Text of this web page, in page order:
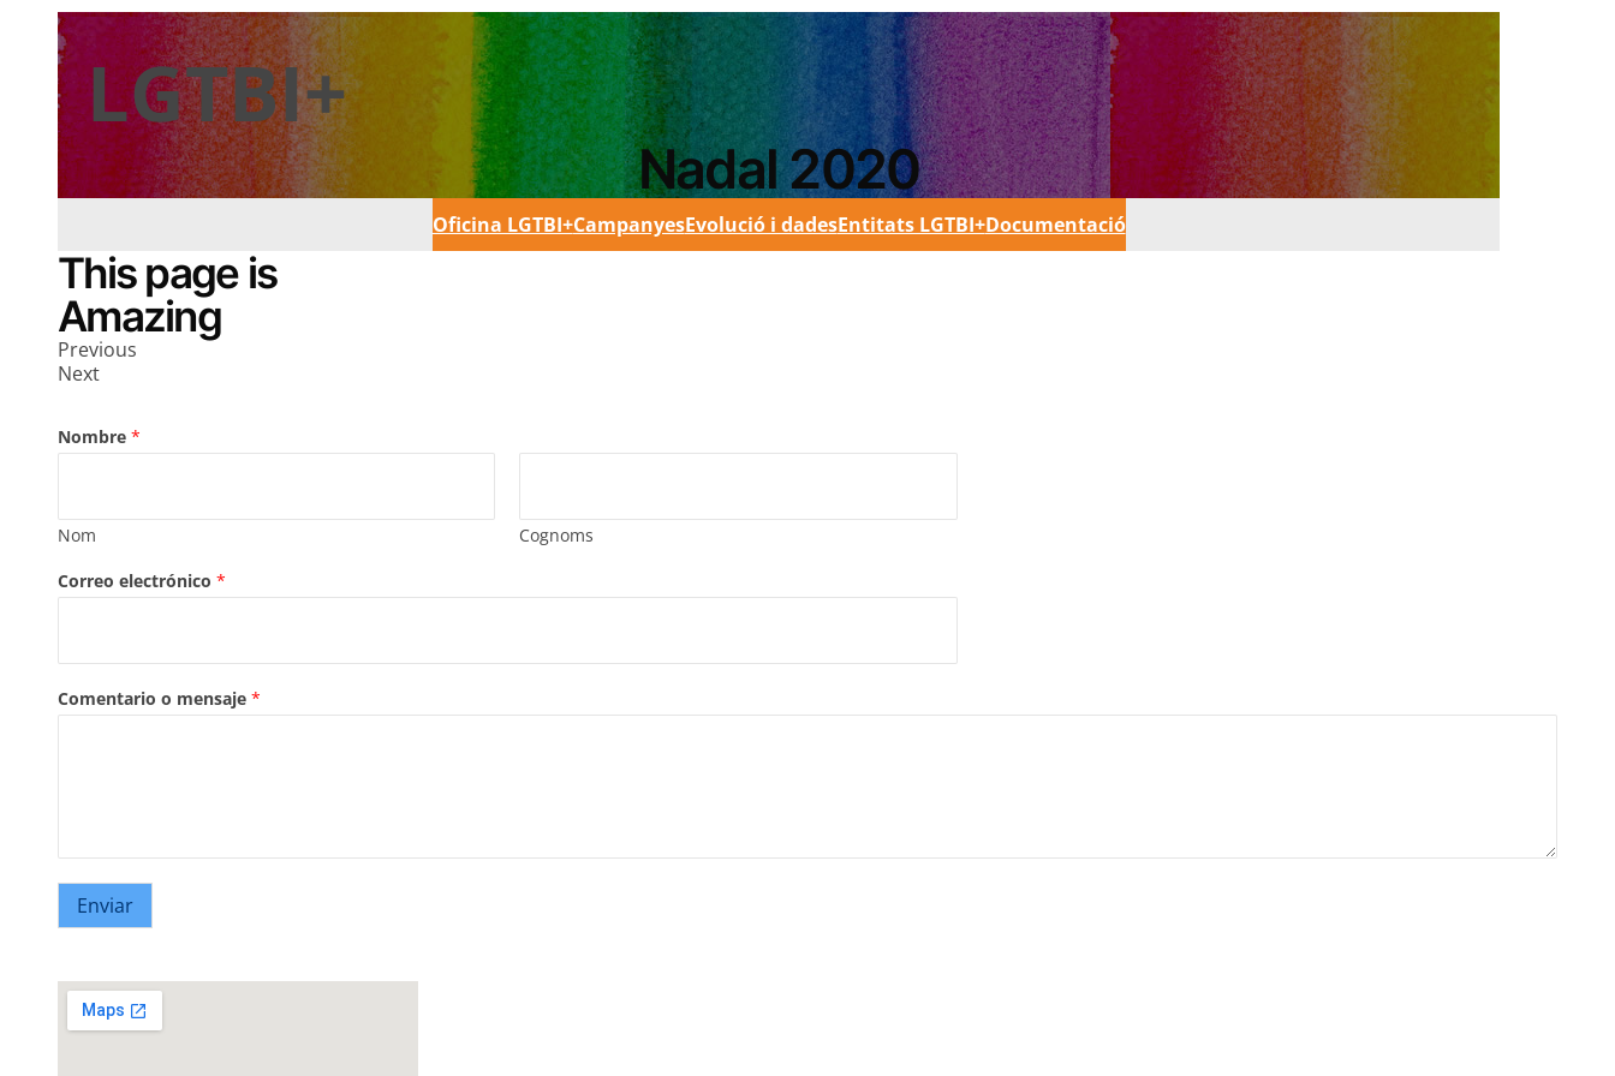
LGTBI+
Nadal 2020
Oficina LGTBI+CampanyesEvolució i dadesEntitats LGTBI+Documentació
This page is
Amazing
Previous
Next
Nombre *
Nom
Cognoms
Correo electrónico *
Comentario o mensaje *
Enviar